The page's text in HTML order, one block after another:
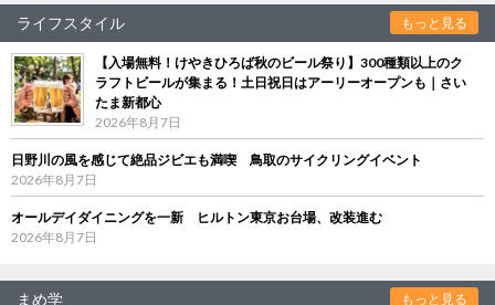
ライフスタイル もっと見る
【入場無料！けやきひろば秋のビール祭り】300種類以上のク
ラフトビールが集まる！土日祝日はアーリーオープンも｜さい
たま新都心
2026年8月7日
日野川の風を感じて絶品ジビエも満喫 鳥取のサイクリングイベント
2026年8月7日
オールデイダイニングを一新 ヒルトン東京お台場、改装進む
2026年8月7日
まめ学 もっと見る